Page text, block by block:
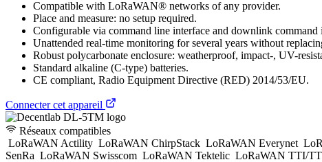
Compatible with LoRaWAN® networks of any provider.
Place and measure: no setup required.
Configurable via command line interface and downlink command
Unattended real-time monitoring for several years without
Robust polycarbonate enclosure: weatherproof, impact-, UV-
Standard alkaline (C-type) batteries.
CE compliant, Radio Equipment Directive (RED) 2014/53/EU.
Connecter cet appareil
Réseaux compatibles
LoRaWAN Actility LoRaWAN ChirpStack LoRaWAN Everynet
SenRa LoRaWAN Swisscom LoRaWAN Tektelic LoRaWAN TTI/